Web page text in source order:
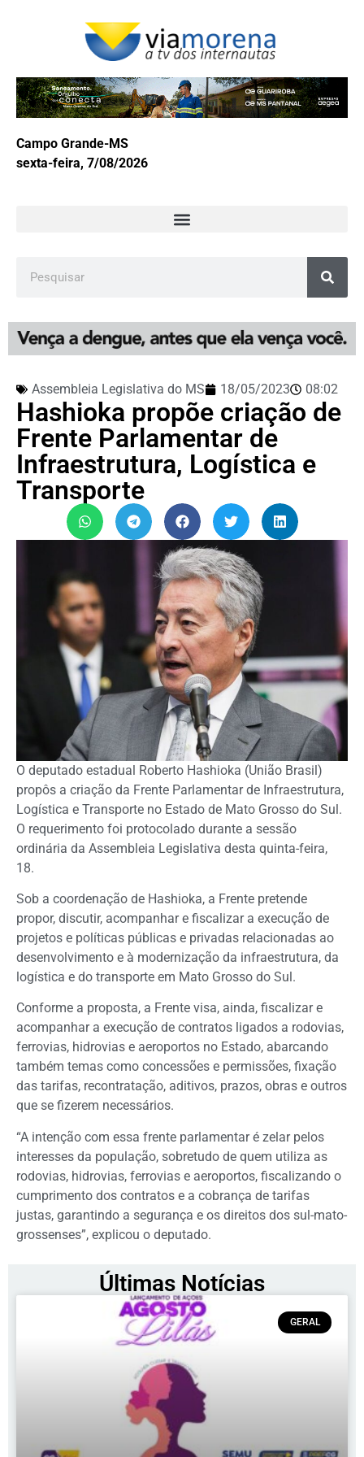
Campo Grande-MS
sexta-feira, 7/08/2026
Assembleia Legislativa do MS 18/05/2023 08:02
Hashioka propõe criação de
Frente Parlamentar de
Infraestrutura, Logística e
Transporte
O deputado estadual Roberto Hashioka (União Brasil)
propôs a criação da Frente Parlamentar de Infraestrutura,
Logística e Transporte no Estado de Mato Grosso do Sul.
O requerimento foi protocolado durante a sessão
ordinária da Assembleia Legislativa desta quinta-feira,
18.
Sob a coordenação de Hashioka, a Frente pretende
propor, discutir, acompanhar e fiscalizar a execução de
projetos e políticas públicas e privadas relacionadas ao
desenvolvimento e à modernização da infraestrutura, da
logística e do transporte em Mato Grosso do Sul.
Conforme a proposta, a Frente visa, ainda, fiscalizar e
acompanhar a execução de contratos ligados a rodovias,
ferrovias, hidrovias e aeroportos no Estado, abarcando
também temas como concessões e permissões, fixação
das tarifas, recontratação, aditivos, prazos, obras e outros
que se fizerem necessários.
“A intenção com essa frente parlamentar é zelar pelos
interesses da população, sobretudo de quem utiliza as
rodovias, hidrovias, ferrovias e aeroportos, fiscalizando o
cumprimento dos contratos e a cobrança de tarifas
justas, garantindo a segurança e os direitos dos sul-mato-
grossenses”, explicou o deputado.
Últimas Notícias
GERAL